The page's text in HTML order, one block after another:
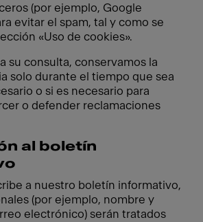
(por ejemplo, Google
evitar el spam, tal y como se
«Uso de cookies».
su consulta, conservamos la
solo durante el tiempo que sea
o si es necesario para
o defender reclamaciones
al boletín
a nuestro boletín informativo,
(por ejemplo, nombre y
electrónico) serán tratados